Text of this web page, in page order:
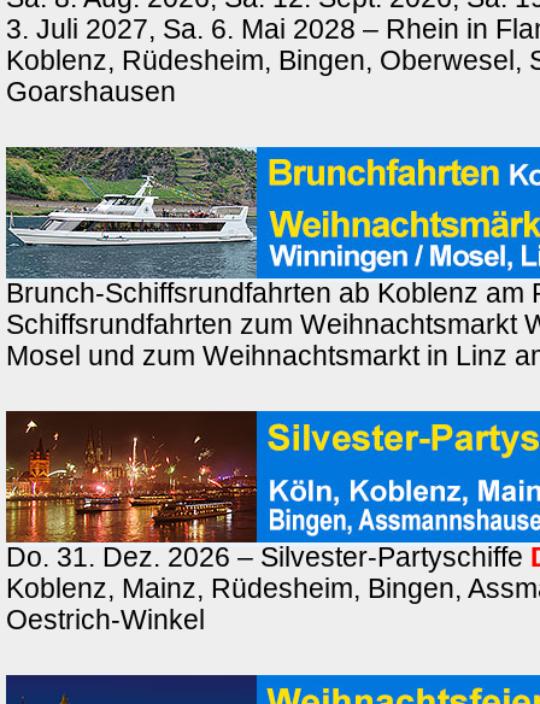
3. Juli 2027, Sa. 6. Mai 2028 – Rhein in
Koblenz, Rüdesheim, Bingen, Oberwesel,
Goarshausen
Brunch-Schiffsrundfahrten ab Koblenz am
Schiffsrundfahrten zum Weihnachtsmarkt
Mosel und zum Weihnachtsmarkt in Linz
Do. 31. Dez. 2026 – Silvester-Partyschiffe
Koblenz, Mainz, Rüdesheim, Bingen,
Oestrich-Winkel